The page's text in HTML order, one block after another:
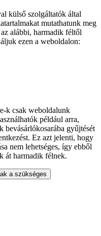
külső szolgáltatók által
mutathatunk meg
alábbi, harmadik féltől
ezen a weboldalon:
k csak weboldalunk
például arra,
bevásárlókosarába gyűjtését
Ez azt jelenti, hogy
nem lehetséges, így ebből
át harmadik félnek.
a szükséges